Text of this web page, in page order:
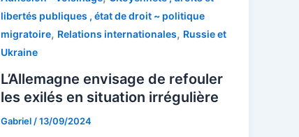
libertés publiques , état de droit ~ politique
migratoire, Relations internationales, Russie et
Ukraine
L’Allemagne envisage de refouler
les exilés en situation irrégulière
Gabriel /13/09/2024